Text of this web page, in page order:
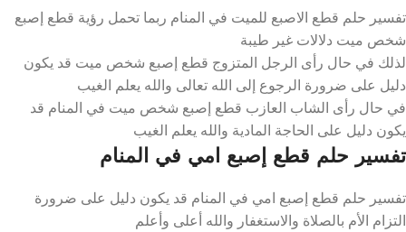
تفسير حلم قطع الاصبع للميت في المنام ربما تحمل رؤية قطع إصبع
شخص ميت دلالات غير طيبة
لذلك في حال رأى الرجل المتزوج قطع إصبع شخص ميت قد يكون
دليل على ضرورة الرجوع إلى الله تعالى والله يعلم الغيب
في حال رأى الشاب العازب قطع إصبع شخص ميت في المنام قد
يكون دليل على الحاجة المادية والله يعلم الغيب
تفسير حلم قطع إصبع امي في المنام
تفسير حلم قطع إصبع امي في المنام قد يكون دليل على ضرورة
التزام الأم بالصلاة والاستغفار والله أعلى وأعلم